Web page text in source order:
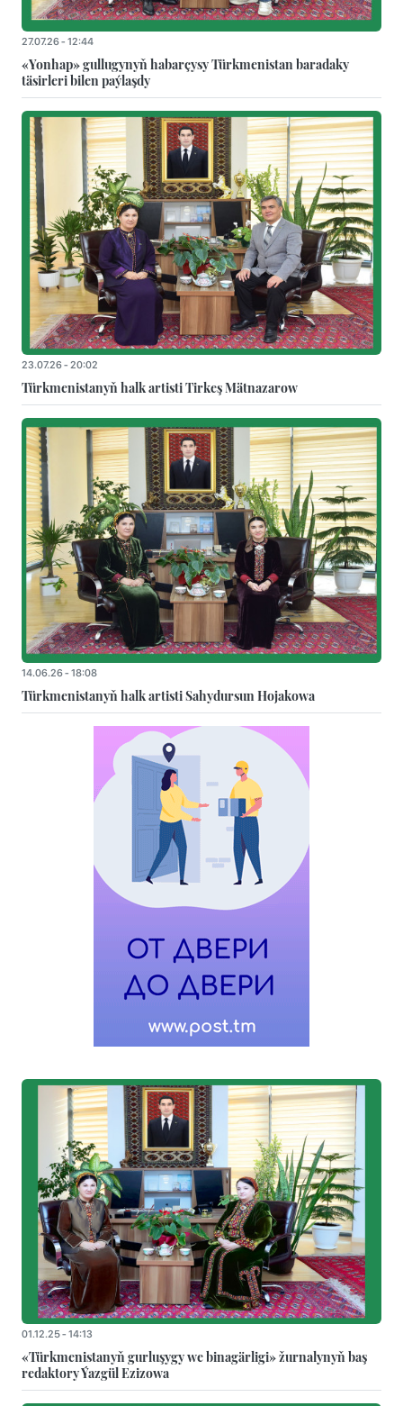
27.07.26 - 12:44
«Yonhap» gullugynyň habarçysy Türkmenistan baradaky
täsirleri bilen paýlaşdy
23.07.26 - 20:02
Türkmenistanyň halk artisti Tirkeş Mätnazarow
14.06.26 - 18:08
Türkmenistanyň halk artisti Sahydursun Hojakowa
01.12.25 - 14:13
«Türkmenistanyň gurluşygy we binagärligi» žurnalynyň baş
redaktory Ýazgül Ezizowa